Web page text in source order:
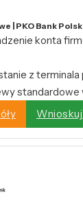
| PKO Bank
konta
z terminala
standardowe